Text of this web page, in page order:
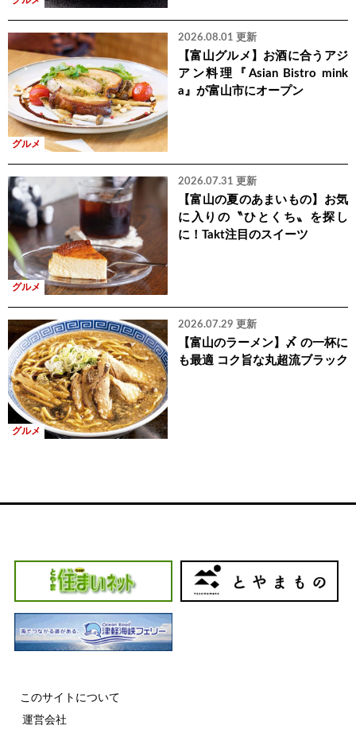
グルメ
2026.08.01 更新
【富山グルメ】お酒に合うアジ
アン料理『Asian Bistro mink
a』が富山市にオープン
グルメ
2026.07.31 更新
【富山の夏のあまいもの】お気
に入りの〝ひとくち〟を探し
に！Takt注目のスイーツ
グルメ
2026.07.29 更新
【富山のラーメン】〆 の一杯に
も最適 コク旨な丸超流ブラック
このサイトについて
運営会社